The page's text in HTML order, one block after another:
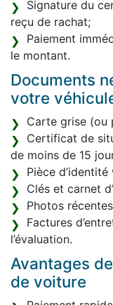
Signature du
reçu de rachat;
Paiement
le montant.
Documents
votre
Carte grise (ou
Certificat de
de moins de 15
Pièce
Clés et carnet
Photos
Factures
l’évaluation.
Avantages
de voiture